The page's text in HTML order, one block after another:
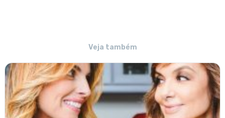
Veja também